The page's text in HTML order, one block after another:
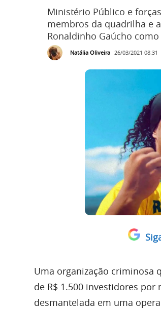
Ministério Público e
membros da quadrilha e
Ronaldinho Gaúcho
Natália Oliveira 26/03/2021 08:31
Uma organização criminosa
de R$ 1.500 investidores
desmantelada em uma